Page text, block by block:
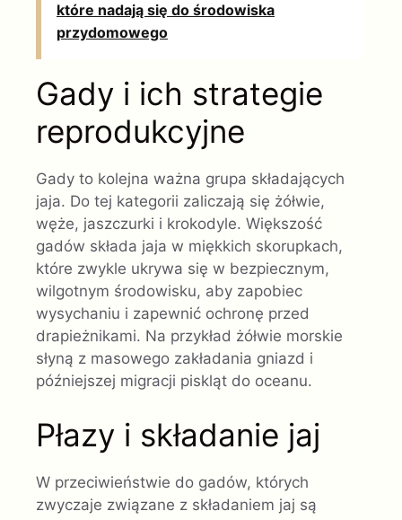
które nadają się do środowiska
przydomowego
Gady i ich strategie
reprodukcyjne
Gady to kolejna ważna grupa składających
jaja. Do tej kategorii zaliczają się żółwie,
węże, jaszczurki i krokodyle. Większość
gadów składa jaja w miękkich skorupkach,
które zwykle ukrywa się w bezpiecznym,
wilgotnym środowisku, aby zapobiec
wysychaniu i zapewnić ochronę przed
drapieżnikami. Na przykład żółwie morskie
słyną z masowego zakładania gniazd i
późniejszej migracji piskląt do oceanu.
Płazy i składanie jaj
W przeciwieństwie do gadów, których
zwyczaje związane z składaniem jaj są